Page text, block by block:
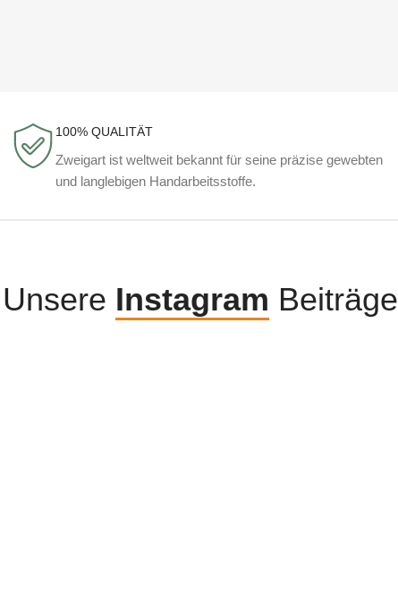
100% QUALITÄT
Zweigart ist weltweit bekannt für seine präzise gewebten
und langlebigen Handarbeitsstoffe.
Unsere Instagram Beiträge